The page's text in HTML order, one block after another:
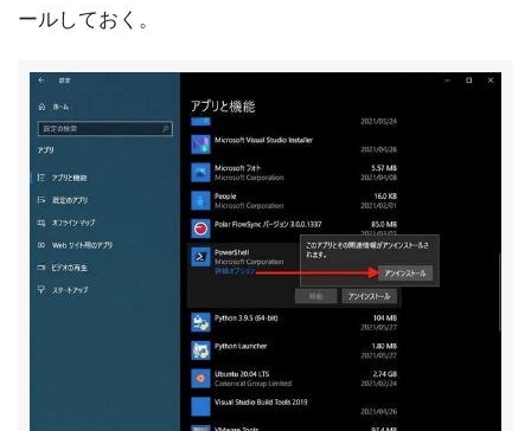
ールしておく。